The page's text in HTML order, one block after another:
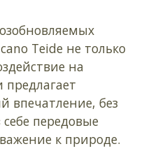
Teide не только
на
впечатление, без
передовые
к природе.